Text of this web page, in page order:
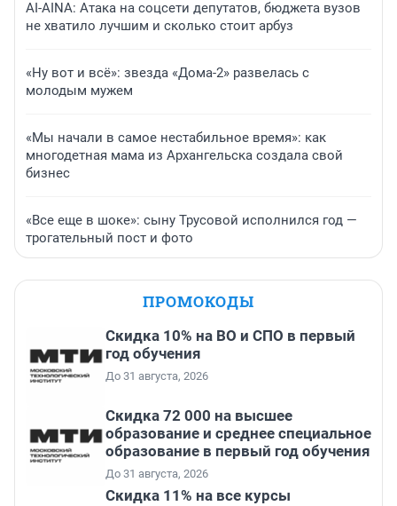
AI-AINA: Атака на соцсети депутатов, бюджета вузов
не хватило лучшим и сколько стоит арбуз
«Ну вот и всё»: звезда «Дома-2» развелась с
молодым мужем
«Мы начали в самое нестабильное время»: как
многодетная мама из Архангельска создала свой
бизнес
«Все еще в шоке»: сыну Трусовой исполнился год —
трогательный пост и фото
ПРОМОКОДЫ
Скидка 10% на ВО и СПО в первый
год обучения
До 31 августа, 2026
Скидка 72 000 на высшее
образование и среднее специальное
образование в первый год обучения
До 31 августа, 2026
Скидка 11% на все курсы